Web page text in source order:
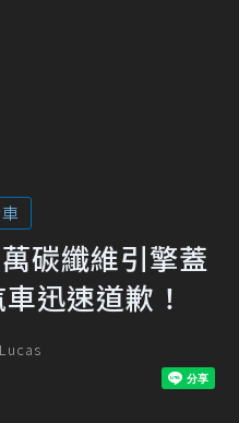
碳纖維引擎蓋
迅速道歉！